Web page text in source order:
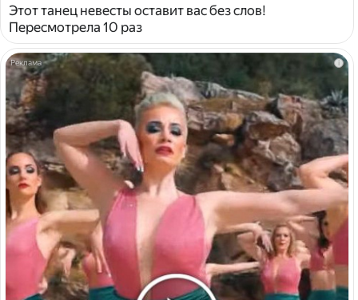
Этот танец невесты оставит вас без слов!
Пересмотрела 10 раз
i